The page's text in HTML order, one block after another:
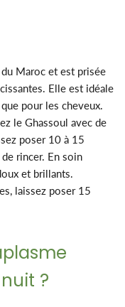
Maroc et est prisée
Elle est idéale
pour les cheveux.
le Ghassoul avec de
poser 10 à 15
rincer. En soin
et brillants.
laissez poser 15
?